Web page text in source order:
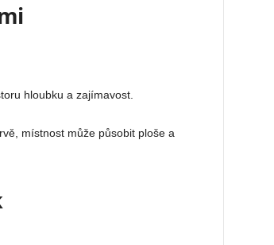
hloubku a zajímavost.
místnost může působit ploše a